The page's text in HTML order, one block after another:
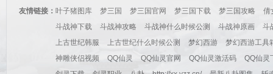
友情链接： 叶子猪图库 梦三国 梦三国官网 梦三国下载 梦三国攻略
倩
斗战神下载
斗战神攻略 斗战神什么时候公测 斗战神原画
斗
上古世纪韩服
上古世纪什么时候公测 梦幻西游
梦幻西游工具
神雕侠侣视频
QQ仙灵 QQ仙灵官网 QQ仙灵激活码
QQ仙灵